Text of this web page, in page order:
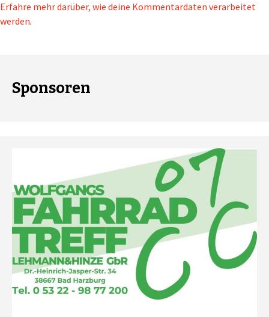
Erfahre mehr darüber, wie deine Kommentardaten verarbeitet
werden.
Sponsoren